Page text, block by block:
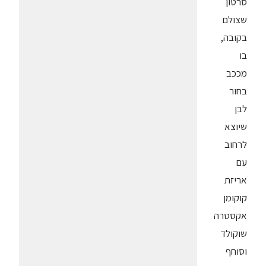
שצולם
בקובה,
בו
מככב
בחור
לבן
שיוצא
לרחוב
עם
אריזת
קוקומן
אקסטרה
שוקולד
וסוחף